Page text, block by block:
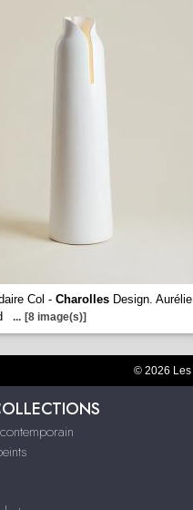
Col - Charolles Design. Aurélie
... [8 image(s)]
© 2026 Les